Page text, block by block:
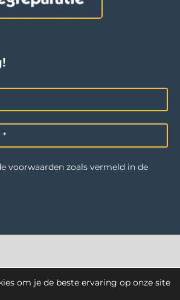
voorwaarden zoals vermeld in de
voorbehouden.
om je de beste ervaring op onze site